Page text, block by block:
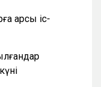
қарсы іс-